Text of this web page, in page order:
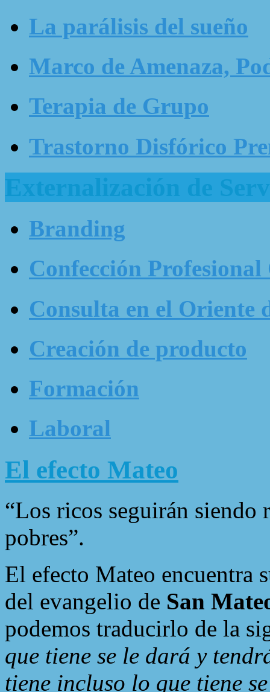
La parálisis del sueño
Marco de Amenaza,
Terapia de Grupo
Trastorno Disfórico
Externalización de
Branding
Confección Profesional
Consulta en el Oriente
Creación de producto
Formación
Laboral
El efecto Mateo
“Los ricos seguirán siendo
pobres”.
El efecto Mateo encuentra
del evangelio de San
podemos traducirlo de la
que tiene se le dará y
tiene incluso lo que tiene